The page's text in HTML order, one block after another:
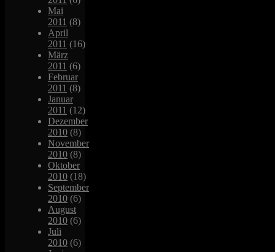
Mai
2011 (8)
April
2011 (16)
März
2011 (6)
Februar
2011 (8)
Januar
2011 (12)
Dezember
2010 (8)
November
2010 (8)
Oktober
2010 (18)
September
2010 (6)
August
2010 (6)
Juli
2010 (6)